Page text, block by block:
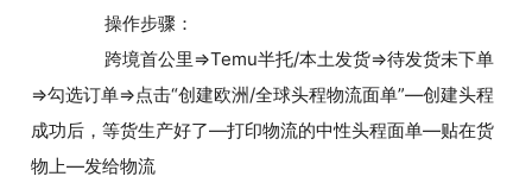
操作步骤：
跨境首公里=>Temu半托/本土发货=>待发货未下单
=>勾选订单=>点击“创建欧洲/全球头程物流面单”—创建头程
成功后，等货生产好了—打印物流的中性头程面单—贴在货
物上—发给物流